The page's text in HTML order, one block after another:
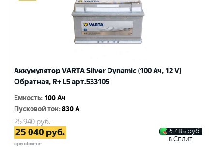
Аккумулятор VARTA Silver Dynamic (100 Ач, 12 V)
Обратная, R+ L5 арт.533105
Емкость: 100 Ач
Пусковой ток:830 A
25 940руб.
25 040 руб.
при обмене
6 485 руб.
в Сплит